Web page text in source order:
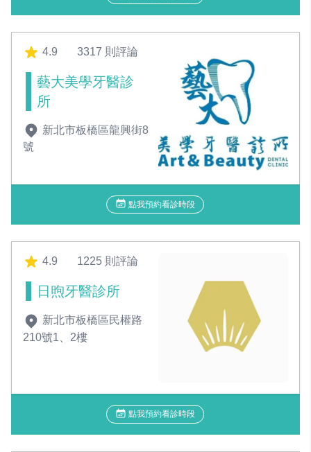
4.9 3317 則評論
藝大美學牙醫診
所
新北市板橋區龍興街8
號
點我預約看診時段
4.9 1225 則評論
日煦牙醫診所
新北市板橋區民權路
210號1、2樓
點我預約看診時段